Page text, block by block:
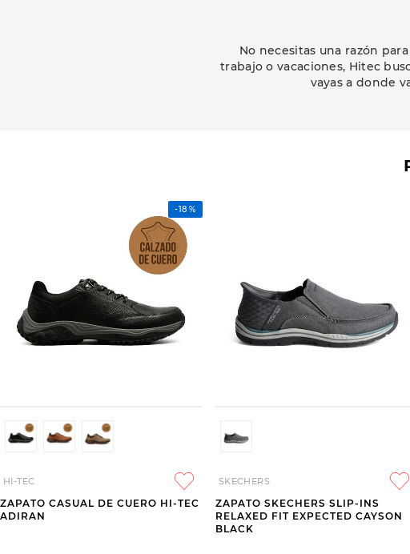
No necesitas una razón
trabajo o vacaciones, Hitec
vayas a donde
-18 %
HI-TEC
ZAPATO CASUAL DE CUERO HI-TEC
ADIRAN
SKECHERS
ZAPATO SKECHERS SLIP-INS
RELAXED FIT EXPECTED CAYSON
BLACK